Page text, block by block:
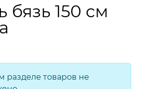
бязь 150 см
разделе товаров не